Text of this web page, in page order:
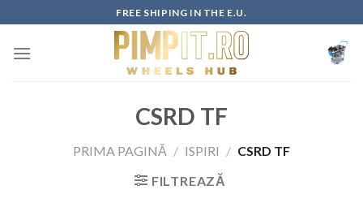
to
content
FREE SHIPING IN THE E.U.
CSRD TF
PRIMA PAGINĂ / ISPIRI / CSRD TF
FILTREAZĂ